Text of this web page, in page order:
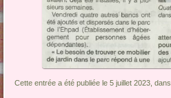
Cette entrée a été publiée le 5 juillet 2023, dans